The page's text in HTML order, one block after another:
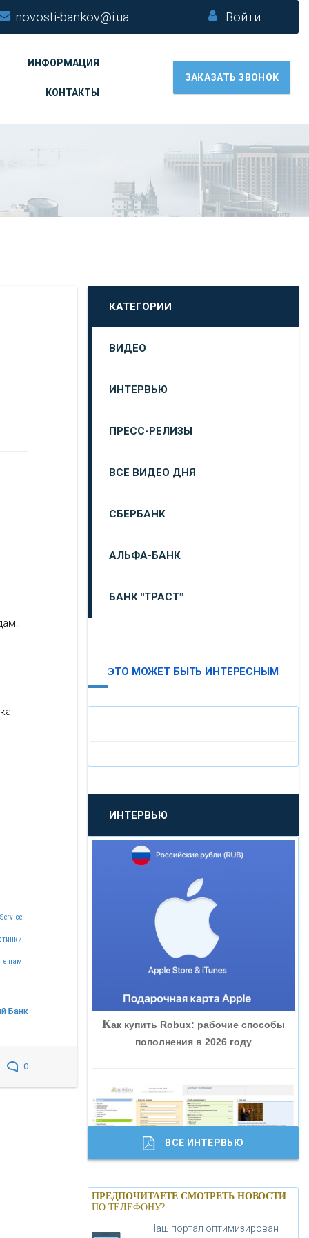
novosti-bankov@i.ua Войти
ИНФОРМАЦИЯ
КОНТАКТЫ
ЗАКАЗАТЬ ЗВОНОК
нам.
Банк
0
КАТЕГОРИИ
ВИДЕО
ИНТЕРВЬЮ
ПРЕСС-РЕЛИЗЫ
ВСЕ ВИДЕО ДНЯ
СБЕРБАНК
АЛЬФА-БАНК
БАНК "ТРАСТ"
«ПРОМСВЯЗЬБАНК»
«НОВИКОМБАНК»
«СМП БАНК»
«ВНЕШПРОМБАНК»
«БАНК ГЛОБЭКС»
«ТРАСТ»
«ГАЗПРОМБАНК»
«МОСКОВСКИЙ КРЕДИТНЫЙ
БАНК»
ЭТО МОЖЕТ БЫТЬ ИНТЕРЕСНЫМ
ИНТЕРВЬЮ
Как купить Robux: рабочие способы
пополнения в 2026 году
Банки.ру обновил логотип впервые за
19 лет - «Лента новостей»
ВСЕ ИНТЕРВЬЮ
ПРЕДПОЧИТАЕТЕ СМОТРЕТЬ НОВОСТИ
ПО ТЕЛЕФОНУ?
Наш портал оптимизирован